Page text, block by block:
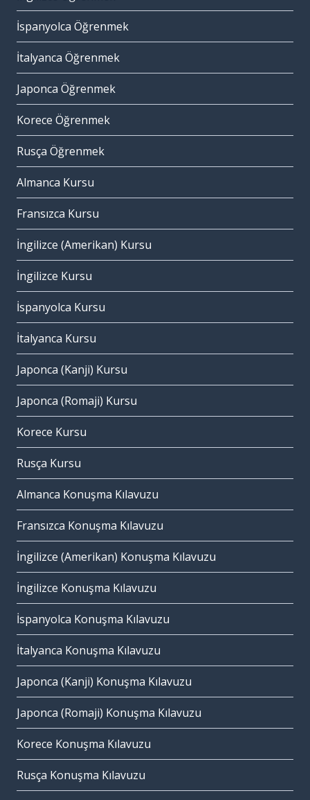
İspanyolca Öğrenmek
İtalyanca Öğrenmek
Japonca Öğrenmek
Korece Öğrenmek
Rusça Öğrenmek
Almanca Kursu
Fransızca Kursu
İngilizce (Amerikan) Kursu
İngilizce Kursu
İspanyolca Kursu
İtalyanca Kursu
Japonca (Kanji) Kursu
Japonca (Romaji) Kursu
Korece Kursu
Rusça Kursu
Almanca Konuşma Kılavuzu
Fransızca Konuşma Kılavuzu
İngilizce (Amerikan) Konuşma Kılavuzu
İngilizce Konuşma Kılavuzu
İspanyolca Konuşma Kılavuzu
İtalyanca Konuşma Kılavuzu
Japonca (Kanji) Konuşma Kılavuzu
Japonca (Romaji) Konuşma Kılavuzu
Korece Konuşma Kılavuzu
Rusça Konuşma Kılavuzu